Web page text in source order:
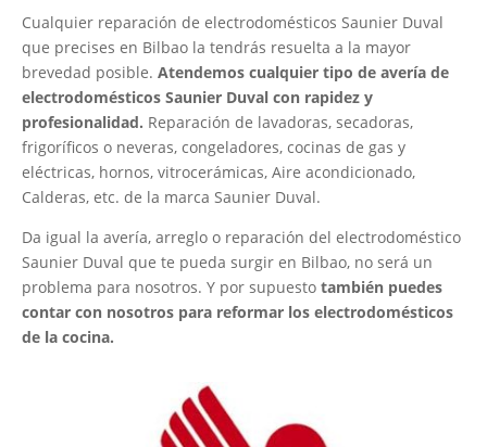
Cualquier reparación de electrodomésticos Saunier Duval
que precises en Bilbao la tendrás resuelta a la mayor
brevedad posible. Atendemos cualquier tipo de avería de
electrodomésticos Saunier Duval con rapidez y
profesionalidad. Reparación de lavadoras, secadoras,
frigoríficos o neveras, congeladores, cocinas de gas y
eléctricas, hornos, vitrocerámicas, Aire acondicionado,
Calderas, etc. de la marca Saunier Duval.
Da igual la avería, arreglo o reparación del electrodoméstico
Saunier Duval que te pueda surgir en Bilbao, no será un
problema para nosotros. Y por supuesto también puedes
contar con nosotros para reformar los electrodomésticos
de la cocina.